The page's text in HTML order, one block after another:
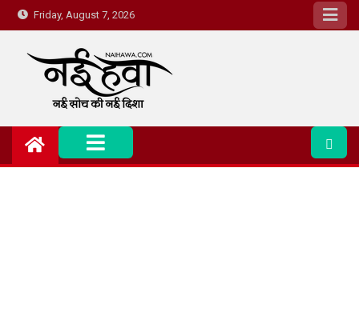
Friday, August 7, 2026
Nai Hawa